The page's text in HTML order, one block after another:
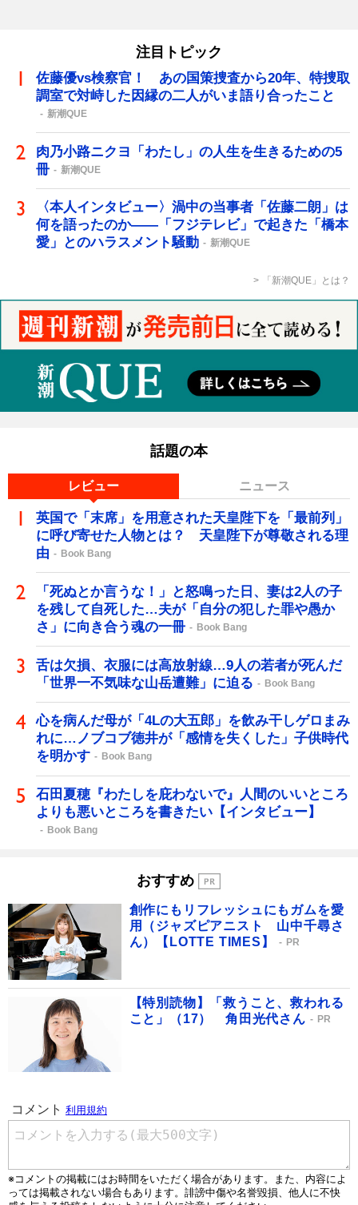
注目トピック
佐藤優vs検察官！ あの国策捜査から20年、特捜取
調室で対峙した因縁の二人がいま語り合ったこと
新潮QUE
肉乃小路ニクヨ「わたし」の人生を生きるための5
冊
新潮QUE
〈本人インタビュー〉渦中の当事者「佐藤二朗」は
何を語ったのか――「フジテレビ」で起きた「橋本
愛」とのハラスメント騒動
新潮QUE
「新潮QUE」とは？
話題の本
レビュー ニュース
英国で「末席」を用意された天皇陛下を「最前列」
に呼び寄せた人物とは？ 天皇陛下が尊敬される理
由
Book Bang
「死ぬとか言うな！」と怒鳴った日、妻は2人の子
を残して自死した…夫が「自分の犯した罪や愚か
さ」に向き合う魂の一冊
Book Bang
舌は欠損、衣服には高放射線…9人の若者が死んだ
「世界一不気味な山岳遭難」に迫る
Book Bang
心を病んだ母が「4Lの大五郎」を飲み干しゲロまみ
れに…ノブコブ徳井が「感情を失くした」子供時代
を明かす
Book Bang
石田夏穂『わたしを庇わないで』人間のいいところ
よりも悪いところを書きたい【インタビュー】
Book Bang
おすすめ
創作にもリフレッシュにもガムを愛
用（ジャズピアニスト 山中千尋さ
ん）【LOTTE TIMES】
PR
【特別読物】「救うこと、救われる
こと」（17） 角田光代さん
PR